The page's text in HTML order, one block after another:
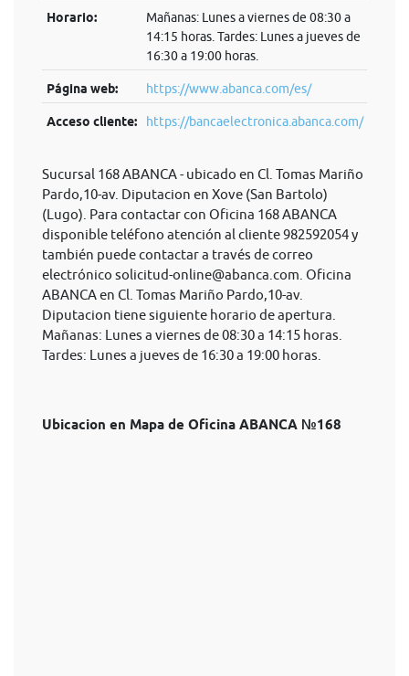
Horario:
Mañanas: Lunes a viernes de 08:30 a
14:15 horas. Tardes: Lunes a jueves de
16:30 a 19:00 horas.
Página web: https://www.abanca.com/es/
Acceso cliente: https://bancaelectronica.abanca.com/
Sucursal 168 ABANCA - ubicado en Cl. Tomas Mariño
Pardo,10-av. Diputacion en Xove (San Bartolo)
(Lugo). Para contactar con Oficina 168 ABANCA
disponible teléfono atención al cliente 982592054 y
también puede contactar a través de correo
electrónico solicitud-online@abanca.com . Oficina
ABANCA en Cl. Tomas Mariño Pardo,10-av.
Diputacion tiene siguiente horario de apertura.
Mañanas: Lunes a viernes de 08:30 a 14:15 horas.
Tardes: Lunes a jueves de 16:30 a 19:00 horas.
Ubicacion en Mapa de Oficina ABANCA №168